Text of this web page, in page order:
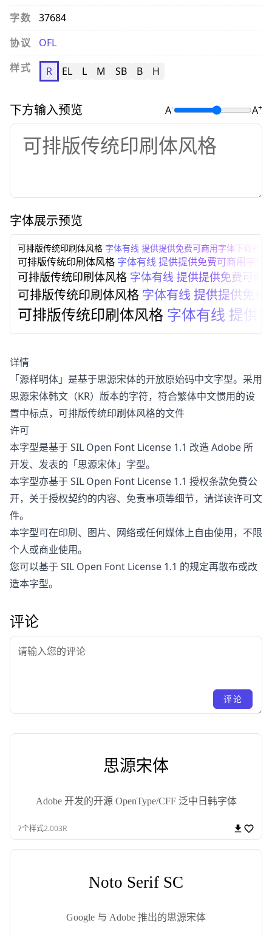
字数
37684
协议
OFL
样式
R EL L M SB B H
下方输入预览 A- A+
字体展示预览
可排版传统印刷体风格 字体有线 提供提供免费可商用字体下载的免
可排版传统印刷体风格 字体有线 提供提供免费可商用字体
可排版传统印刷体风格 字体有线 提供提供免费可商
可排版传统印刷体风格 字体有线 提供提供免
可排版传统印刷体风格 字体有线 提供
详情
「源样明体」是基于思源宋体的开放原始码中文字型。采用
思源宋体韩文（KR）版本的字符，符合繁体中文惯用的设
置中标点，可排版传统印刷体风格的文件
许可
本字型是基于 SIL Open Font License 1.1 改造 Adobe 所
开发、发表的「思源宋体」字型。
本字型亦基于 SIL Open Font License 1.1 授权条款免费公
开，关于授权契约的内容、免责事项等细节，请详读许可文
件。
本字型可在印刷、图片、网络或任何媒体上自由使用，不限
个人或商业使用。
您可以基于 SIL Open Font License 1.1 的规定再散布或改
造本字型。
评论
评论
思源宋体
Adobe 开发的开源 OpenType/CFF 泛中日韩字体
7个样式2.003R
Noto Serif SC
Google 与 Adobe 推出的思源宋体